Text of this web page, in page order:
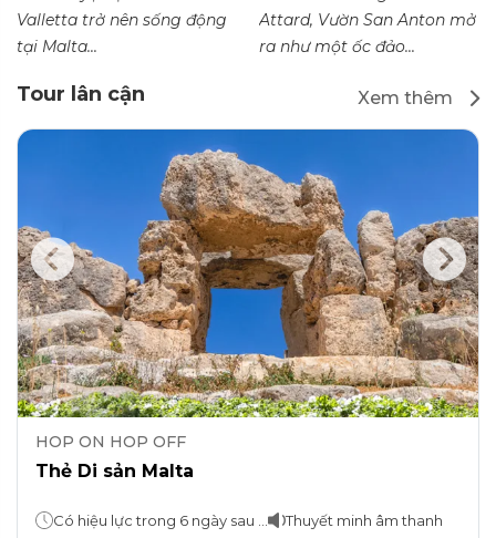
Valletta trở nên sống động
tại Malta...
Attard, Vườn San Anton mở
ra như một ốc đảo...
Tour lân cận Xem thêm
HOP ON HOP OFF
Thẻ Di sản Malta
Thuyết minh âm thanh